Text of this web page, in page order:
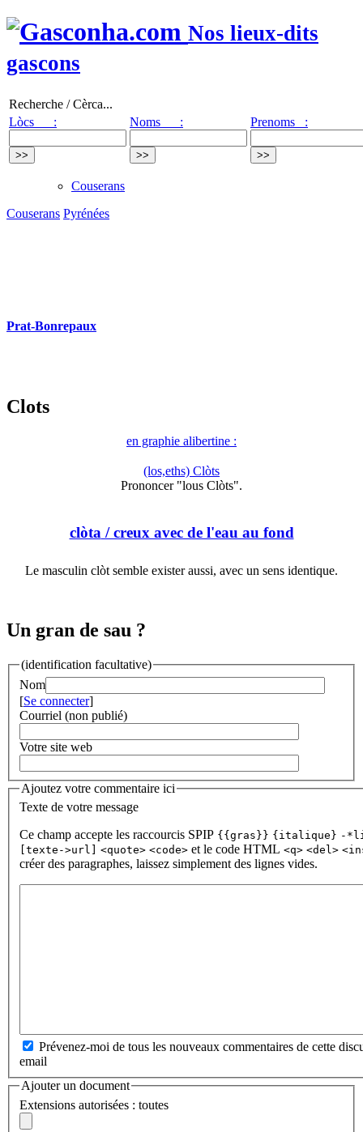
Nos lieux-dits
gascons
Recherche / Cèrca...
Lòcs :
Noms : Prenoms :
Couserans
Couserans Pyrénées
Prat-Bonrepaux
Clots
en graphie alibertine :
(los,eths) Clòts
Prononcer "lous Clòts".
clòta / creux avec de l'eau au fond
Le masculin clòt semble exister aussi, avec un sens identique.
Un gran de sau ?
(identification facultative)
Nom
[Se connecter]
Courriel (non publié)
Votre site web
Ajoutez votre commentaire ici
Texte de votre message
Ce champ accepte les raccourcis SPIP {{gras}} {italique} -
[texte->url]
<quote> <code> et le code HTML <q> <del>
créer des paragraphes, laissez simplement des lignes vides.
Prévenez-moi de tous les nouveaux commentaires de cette
email
Ajouter un document
Extensions autorisées : toutes